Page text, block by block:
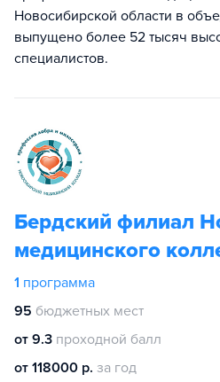
Новосибирской области в
выпущено более 52 тысяч
специалистов.
Бердский филиал
медицинского
1 программа
95 бюджетных мест
от 9.3 проходной балл
от 118000 р. за год